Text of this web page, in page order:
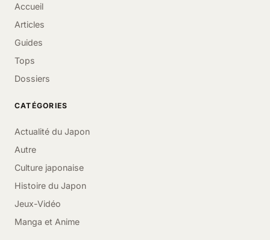
Accueil
Articles
Guides
Tops
Dossiers
CATÉGORIES
Actualité du Japon
Autre
Culture japonaise
Histoire du Japon
Jeux-Vidéo
Manga et Anime